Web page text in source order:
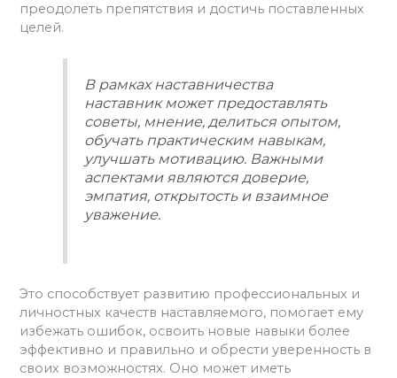
преодолеть препятствия и достичь поставленных
целей.
В рамках наставничества
наставник может предоставлять
советы, мнение, делиться опытом,
обучать практическим навыкам,
улучшать мотивацию. Важными
аспектами являются доверие,
эмпатия, открытость и взаимное
уважение.
Это способствует развитию профессиональных и
личностных качеств наставляемого, помогает ему
избежать ошибок, освоить новые навыки более
эффективно и правильно и обрести уверенность в
своих возможностях. Оно может иметь